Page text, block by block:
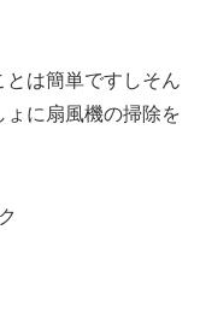
は簡単ですしそん
に扇風機の掃除を